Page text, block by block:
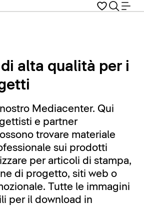
alta qualità per i
Mediacenter. Qui
e partner
trovare materiale
sui prodotti
per articoli di stampa,
di progetto, siti web o
Tutte le immagini
per il download in